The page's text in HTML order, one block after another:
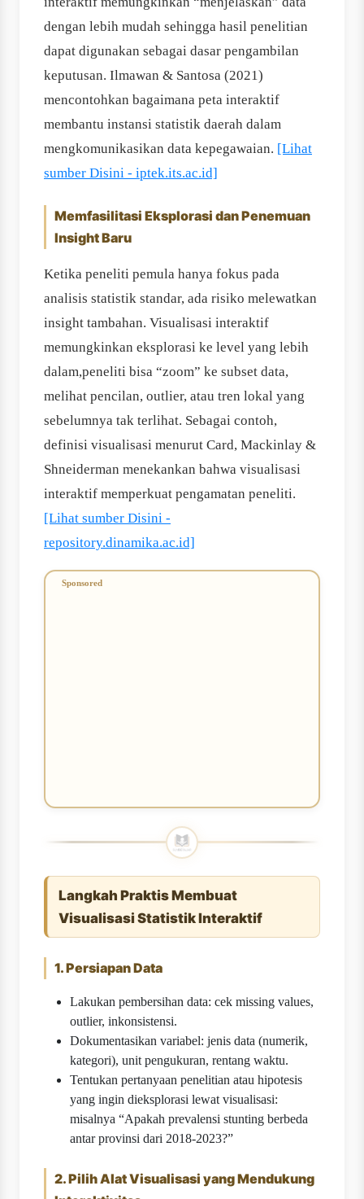
dengan lebih mudah sehingga hasil penelitian
dapat digunakan sebagai dasar pengambilan
keputusan. Ilmawan & Santosa (2021)
mencontohkan bagaimana peta interaktif
membantu instansi statistik daerah dalam
mengkomunikasikan data kepegawaian. [Lihat
sumber Disini - iptek.its.ac.id]
Memfasilitasi Eksplorasi dan Penemuan
Insight Baru
Ketika peneliti pemula hanya fokus pada
analisis statistik standar, ada risiko melewatkan
insight tambahan. Visualisasi interaktif
memungkinkan eksplorasi ke level yang lebih
dalam,peneliti bisa “zoom” ke subset data,
melihat pencilan, outlier, atau tren lokal yang
sebelumnya tak terlihat. Sebagai contoh,
definisi visualisasi menurut Card, Mackinlay &
Shneiderman menekankan bahwa visualisasi
interaktif memperkuat pengamatan peneliti.
[Lihat sumber Disini -
repository.dinamika.ac.id]
Langkah Praktis Membuat
Visualisasi Statistik Interaktif
1. Persiapan Data
Lakukan pembersihan data: cek missing values,
outlier, inkonsistensi.
Dokumentasikan variabel: jenis data (numerik,
kategori), unit pengukuran, rentang waktu.
Tentukan pertanyaan penelitian atau hipotesis
yang ingin dieksplorasi lewat visualisasi:
misalnya “Apakah prevalensi stunting berbeda
antar provinsi dari 2018-2023?”
2. Pilih Alat Visualisasi yang Mendukung